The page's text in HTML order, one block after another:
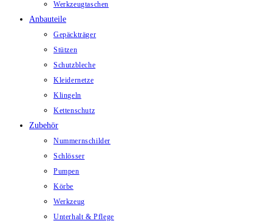
Werkzeugtaschen
Anbauteile
Gepäckträger
Stützen
Schutzbleche
Kleidernetze
Klingeln
Kettenschutz
Zubehör
Nummernschilder
Schlösser
Pumpen
Körbe
Werkzeug
Unterhalt & Pflege